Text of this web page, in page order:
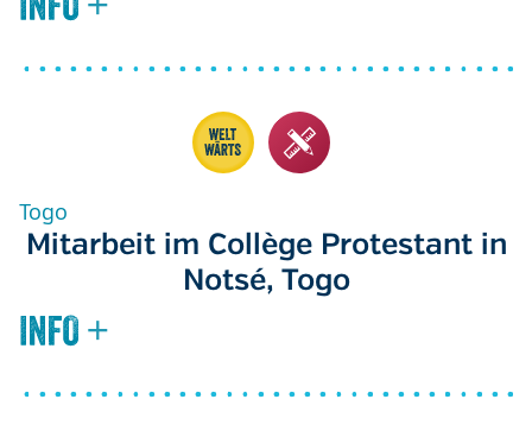
Togo
Mitarbeit im Collège Protestant in
Notsé, Togo